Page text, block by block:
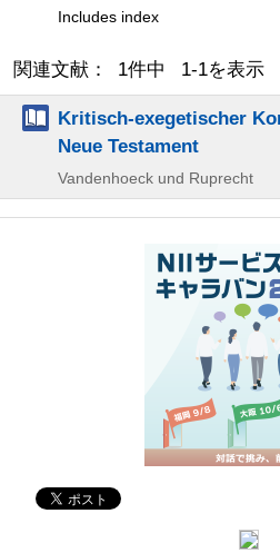
Includes index
関連文献： 1件中 1-1を表示
Kritisch-exegetischer
Neue Testament
Vandenhoeck und Ruprecht